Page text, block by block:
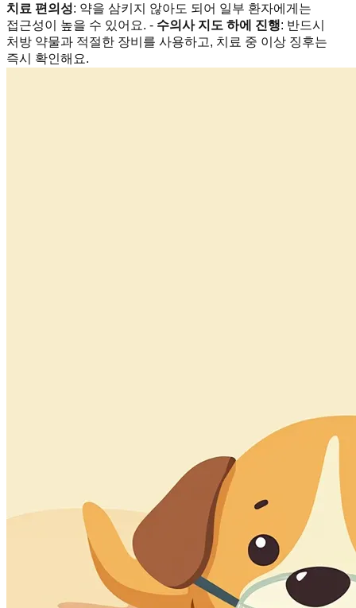
치료 편의성: 약을 삼키지 않아도 되어 일부 환자에게는
접근성이 높을 수 있어요. - 수의사 지도 하에 진행: 반드시
처방 약물과 적절한 장비를 사용하고, 치료 중 이상 징후는
즉시 확인해요.